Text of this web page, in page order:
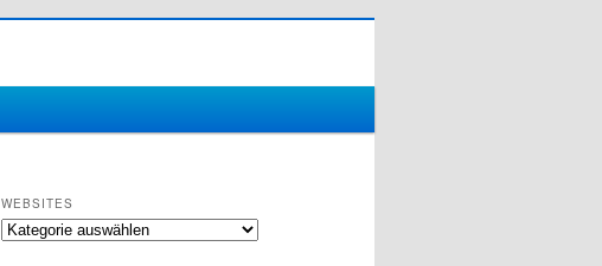
WEBSITES
Websites